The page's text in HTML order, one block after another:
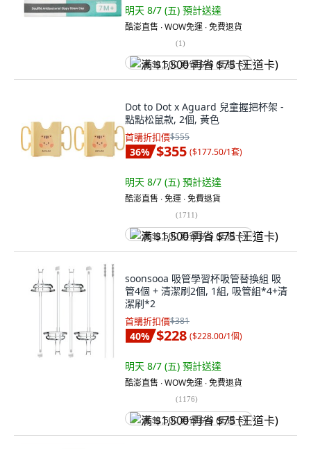
明天 8/7 (五) 預計送達
酷澎直售 ∙ WOW免運 ∙ 免費退貨
(1)
满 $1,500 再省 $75 (王道卡)
Dot to Dot x Aguard 兒童握把杯架 -
點點松鼠款, 2個, 黃色
首購折扣價$555
36% $355 ($177.50/1套)
明天 8/7 (五) 預計送達
酷澎直售 ∙ 免運 ∙ 免費退貨
(1711)
满 $1,500 再省 $75 (王道卡)
soonsooa 吸管學習杯吸管替換組 吸
管4個 + 清潔刷2個, 1組, 吸管組*4+清
潔刷*2
首購折扣價$381
40% $228 ($228.00/1個)
明天 8/7 (五) 預計送達
酷澎直售 ∙ WOW免運 ∙ 免費退貨
(1176)
满 $1,500 再省 $75 (王道卡)